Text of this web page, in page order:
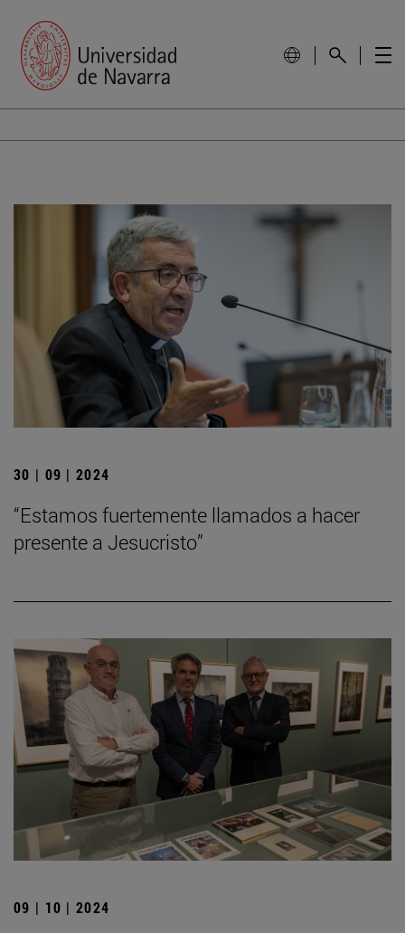
30 | 09 | 2024
“Estamos fuertemente llamados a hacer
presente a Jesucristo”
09 | 10 | 2024